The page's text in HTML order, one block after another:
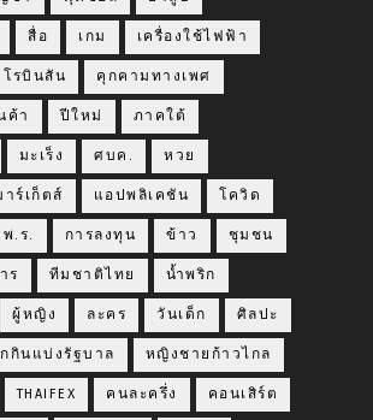
สื่อ เกม เครื่องใช้ไฟฟ้า
โรบินสัน คุกคามทางเพศ
ค้า ปีใหม่ ภาคใต้
มะเร็ง ศบค. หวย
ร์เก็ตส์ แอปพลิเคชัน โควิด
พ.ร. การลงทุน ข้าว ชุมชน
ร ทีมชาติไทย น้ำพริก
ผู้หญิง ละคร วันเด็ก ศิลปะ
กินแบ่งรัฐบาล หญิงชายก้าวไกล
THAIFEX คนละครึ่ง คอนเสิร์ต